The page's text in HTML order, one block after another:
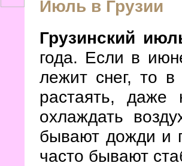
Июль в Грузии
Грузинский
года. Если в
лежит снег, то
растаять, даже
охлаждать
бывают дожди и
часто бывают